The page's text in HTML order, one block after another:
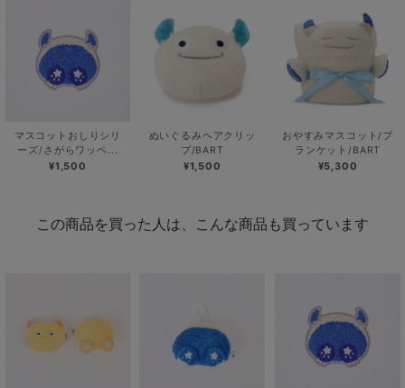
マスコットおしりシリ
ーズ/さがらワッペ...
¥1,500
ぬいぐるみヘアクリッ
プ/BART
¥1,500
おやすみマスコット/ブ
ランケット/BART
¥5,300
この商品を買った人は、こんな商品も買っています